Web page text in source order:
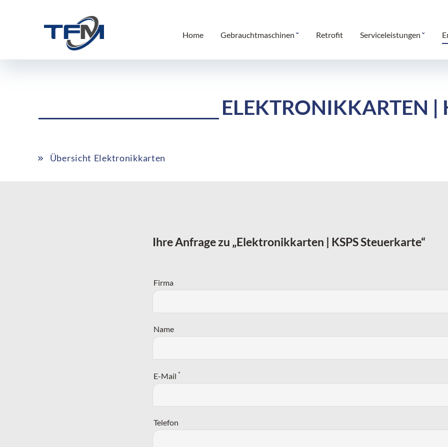
Home Gebrauchtmaschinen Retrofit Serviceleistungen
ELEKTRONIKKARTEN |
Übersicht Elektronikkarten
Ihre Anfrage zu „Elektronikkarten | KSPS Steuerkarte“
Firma
Name
E-Mail *
Telefon